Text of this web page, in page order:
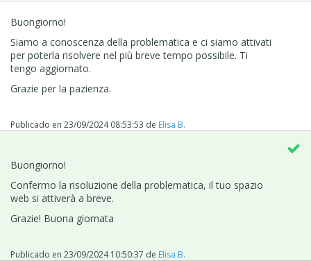
Buongiorno!
Siamo a conoscenza della problematica e ci siamo attivati
per poterla risolvere nel più breve tempo possibile. Ti
tengo aggiornato.
Grazie per la pazienza.
Publicado en 23/09/2024 08:53:53 de Elisa B.
Buongiorno!
Confermo la risoluzione della problematica, il tuo spazio
web si attiverà a breve.
Grazie! Buona giornata
Publicado en 23/09/2024 10:50:37 de Elisa B.